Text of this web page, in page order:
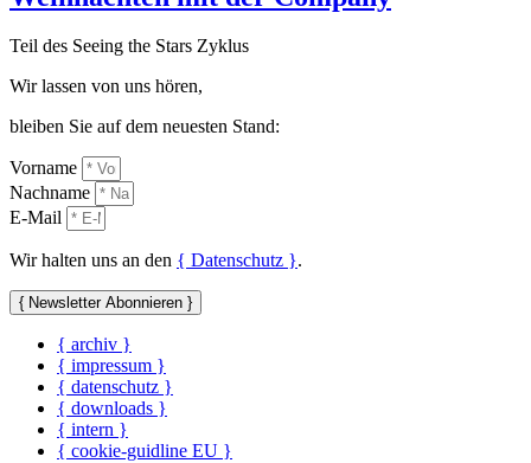
Teil des Seeing the Stars Zyklus
Wir lassen von uns hören,
bleiben Sie auf dem neuesten Stand:
Vorname
Nachname
E-Mail
Wir halten uns an den { Datenschutz }.
{ Newsletter Abonnieren }
{ archiv }
{ impressum }
{ datenschutz }
{ downloads }
{ intern }
{ cookie-guidline EU }